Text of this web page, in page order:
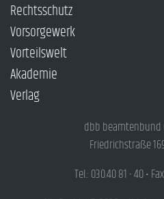
Rechtsschutz
Vorsorgewerk
Vorteilswelt
Akademie
Verlag
dbb
Friedrichstraße
Tel.: 030.40 81 - 40 •